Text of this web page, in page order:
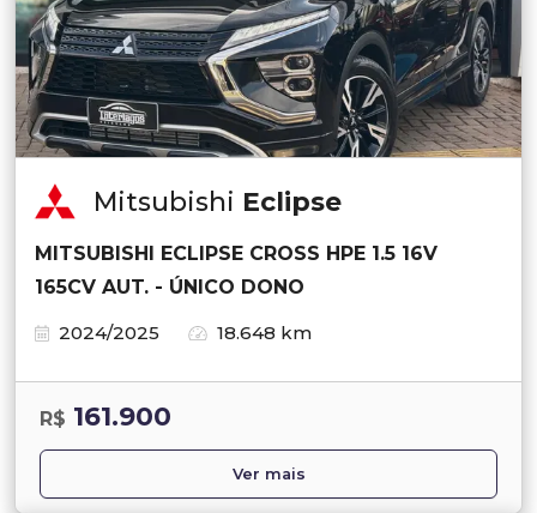
Mitsubishi Eclipse
MITSUBISHI ECLIPSE CROSS HPE 1.5 16V
165CV AUT. - ÚNICO DONO
2024/2025
18.648 km
R$ 161.900
Ver mais